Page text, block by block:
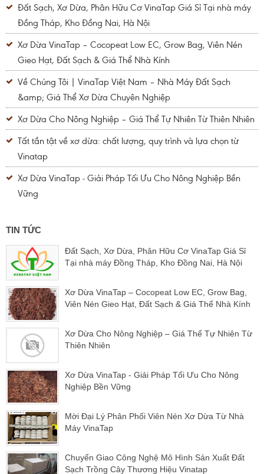
Đất Sạch, Xơ Dừa, Phân Hữu Cơ VinaTap Giá Sỉ Tại nhà máy
Đồng Tháp, Kho Đồng Nai, Hà Nội
Xơ Dừa VinaTap – Cocopeat Low EC, Grow Bag, Viên Nén
Gieo Hạt, Đất Sạch & Giá Thể Nhà Kính
Về Chúng Tôi | VinaTap Việt Nam – Nhà Máy Đất Sạch
&amp; Giá Thể Xơ Dừa Chuyên Nghiệp
Xơ Dừa Cho Nông Nghiệp – Giá Thể Tự Nhiên Từ Thiên Nhiên
Tất tần tật về xơ dừa: chất lượng, quy trình và lựa chọn từ
Vinatap
Xơ Dừa VinaTap - Giải Pháp Tối Ưu Cho Nông Nghiệp Bền
Vững
TIN TỨC
Đất Sạch, Xơ Dừa, Phân Hữu Cơ VinaTap Giá Sỉ
Tại nhà máy Đồng Tháp, Kho Đồng Nai, Hà Nội
Xơ Dừa VinaTap – Cocopeat Low EC, Grow Bag,
Viên Nén Gieo Hạt, Đất Sạch & Giá Thể Nhà Kính
Xơ Dừa Cho Nông Nghiệp – Giá Thể Tự Nhiên Từ
Thiên Nhiên
Xơ Dừa VinaTap - Giải Pháp Tối Ưu Cho Nông
Nghiệp Bền Vững
Mời Đại Lý Phân Phối Viên Nén Xơ Dừa Từ Nhà
Máy VinaTap
Chuyển Giao Công Nghệ Mô Hình Sản Xuất Đất
Sạch Trồng Cây Thương Hiệu Vinatap